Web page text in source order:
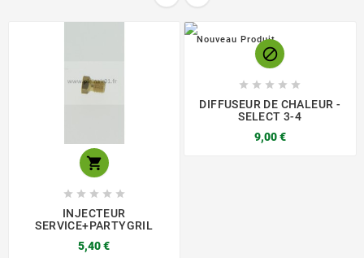

    
INJECTEUR
SERVICE+PARTYGRIL
5,40 €
Nouveau Produit

    
DIFFUSEUR DE CHALEUR -
SELECT 3-4
9,00 €